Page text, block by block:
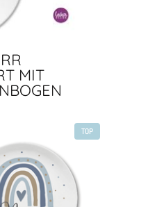
MIT
TOP